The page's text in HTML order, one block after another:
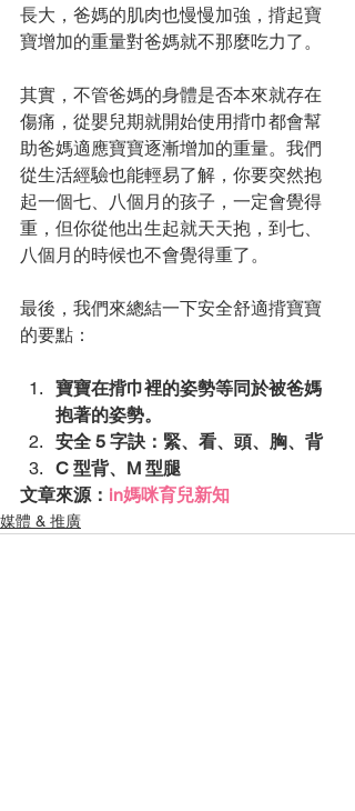
長大，爸媽的肌肉也慢慢加強，揹起寶
寶增加的重量對爸媽就不那麼吃力了。
其實，不管爸媽的身體是否本來就存在
傷痛，從嬰兒期就開始使用揹巾都會幫
助爸媽適應寶寶逐漸增加的重量。我們
從生活經驗也能輕易了解，你要突然抱
起一個七、八個月的孩子，一定會覺得
重，但你從他出生起就天天抱，到七、
八個月的時候也不會覺得重了。
最後，我們來總結一下安全舒適揹寶寶
的要點：
寶寶在揹巾裡的姿勢等同於被爸媽
抱著的姿勢。
安全 5 字訣：緊、看、頭、胸、背
C 型背、M 型腿
文章來源： in媽咪育兒新知
媒體 & 推廣